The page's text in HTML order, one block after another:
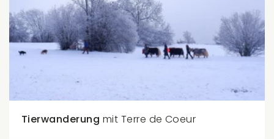
Tierwanderung mit Terre de Coeur